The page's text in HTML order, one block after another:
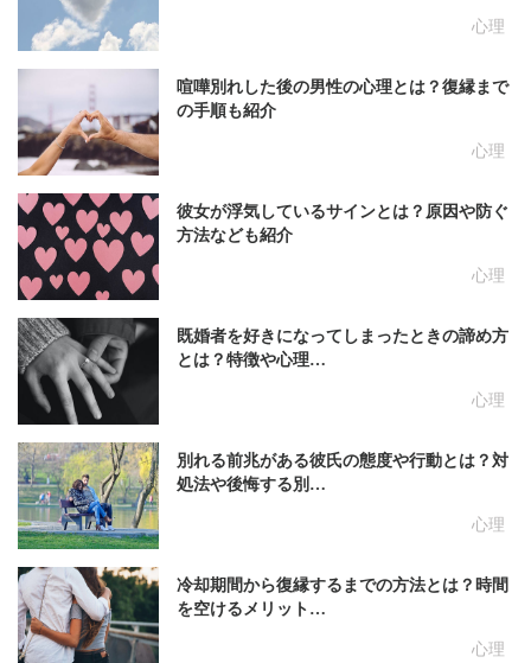
心理
心理
喧嘩別れした後の男性の心理とは？復縁まで
の手順も紹介
心理
彼女が浮気しているサインとは？原因や防ぐ
方法なども紹介
心理
既婚者を好きになってしまったときの諦め方
とは？特徴や心理…
心理
別れる前兆がある彼氏の態度や行動とは？対
処法や後悔する別…
心理
冷却期間から復縁するまでの方法とは？時間
を空けるメリット…